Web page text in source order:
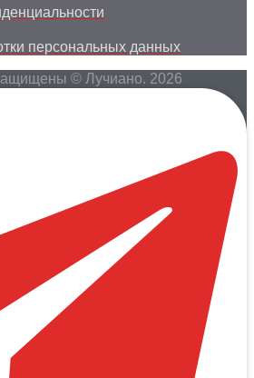
персональных данных
© Лучиано. 2026